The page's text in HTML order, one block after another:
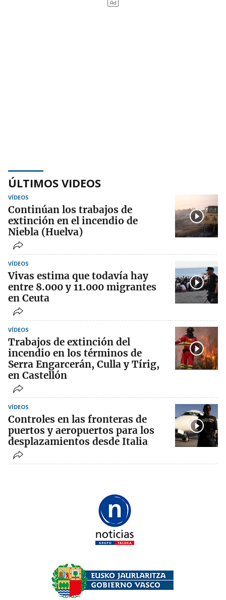
ÚLTIMOS VIDEOS
VÍDEOS
Continúan los trabajos de
extinción en el incendio de
Niebla (Huelva)
VÍDEOS
Vivas estima que todavía hay
entre 8.000 y 11.000 migrantes
en Ceuta
VÍDEOS
Trabajos de extinción del
incendio en los términos de
Serra Engarcerán, Culla y Tírig,
en Castellón
VÍDEOS
Controles en las fronteras de
puertos y aeropuertos para los
desplazamientos desde Italia